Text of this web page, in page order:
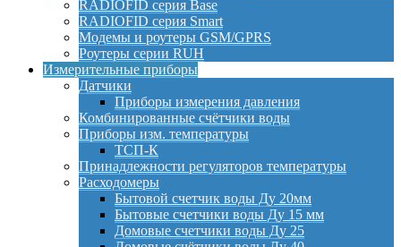
RADIOFID серия Base
RADIOFID серия Smart
Модемы и роутеры GSM/GPRS
Роутеры серии RUH
Измерительные приборы
Датчики
Приборы измерения давления
Комбинированные счётчики воды
Приборы изм. температуры
ТСП-К
Принадлежности регуляторов температуры
Расходомеры
Бытовой счетчик воды Ду 20мм
Бытовые счетчики воды Ду 15 мм
Домовые счетчики воды Ду 25